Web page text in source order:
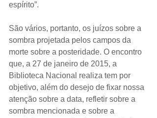
espírito”.
São vários, portanto, os juízos sobre a
sombra projetada pelos campos da
morte sobre a posteridade. O encontro
que, a 27 de janeiro de 2015, a
Biblioteca Nacional realiza tem por
objetivo, além do desejo de fixar nossa
atenção sobre a data, refletir sobre a
sombra mencionada e sobre a